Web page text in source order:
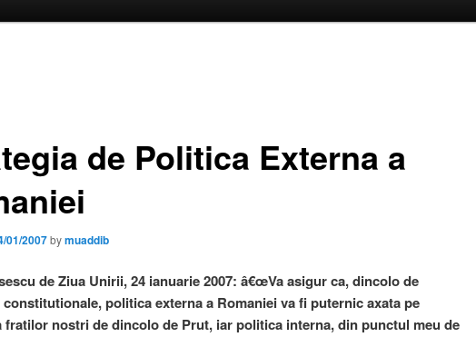
de Politica Externa a
01/2007bymuaddib
de Ziua Unirii, 24 ianuarie 2007: â€œVa asigur ca, dincolo de
politica externa a Romaniei va fi puternic axata pe
nostri de dincolo de Prut, iar politica interna, din punctul meu de